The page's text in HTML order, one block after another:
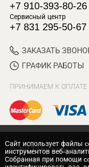
+7 910-393-80-26
Сервисный центр
+7 831 295-50-67
ЗАКАЗАТЬ
ГРАФИК РАБОТЫ
ПРИНИМАЕМ К ОПЛАТЕ
© 2017 Магазин
Нижний Новгород
Cайт использует файлы
инструментов веб-
Собранная при помощи